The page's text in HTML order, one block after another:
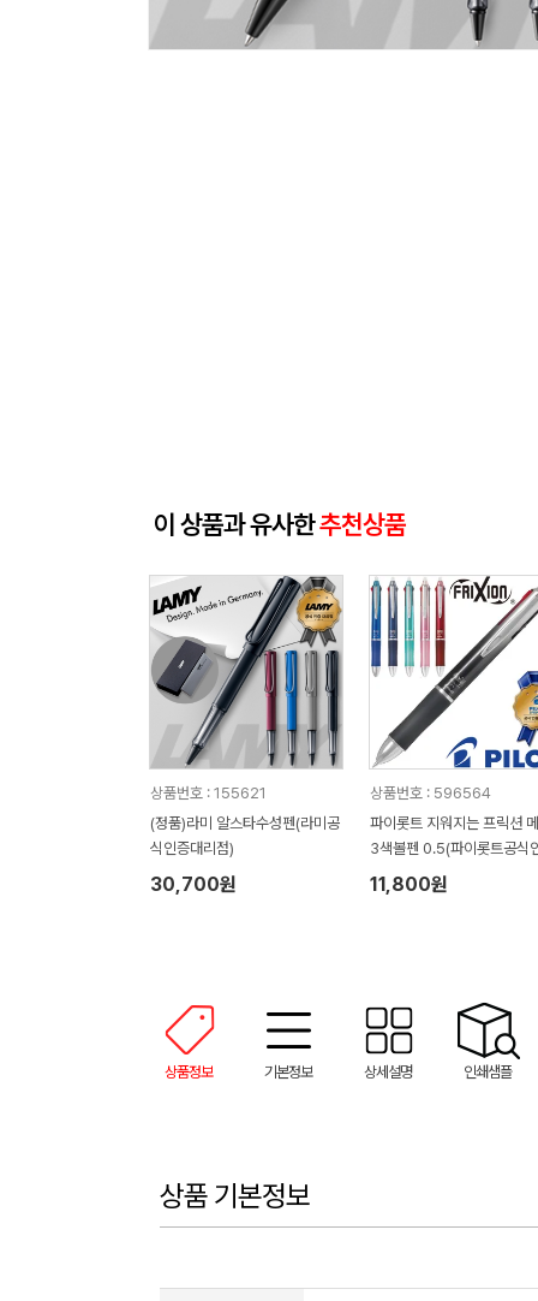
이 상품과 유사한추천상품
상품번호 : 155621
(정품)라미 알스타수성펜(라미공
식인증대리점)
30,700원
상품번호 : 596564
파이롯트 지워지는 프릭션
3색볼펜 0.5(파이롯트공식
대리점)
11,800원
상품정보 기본정보 상세설명 인쇄샘플
상품 기본정보